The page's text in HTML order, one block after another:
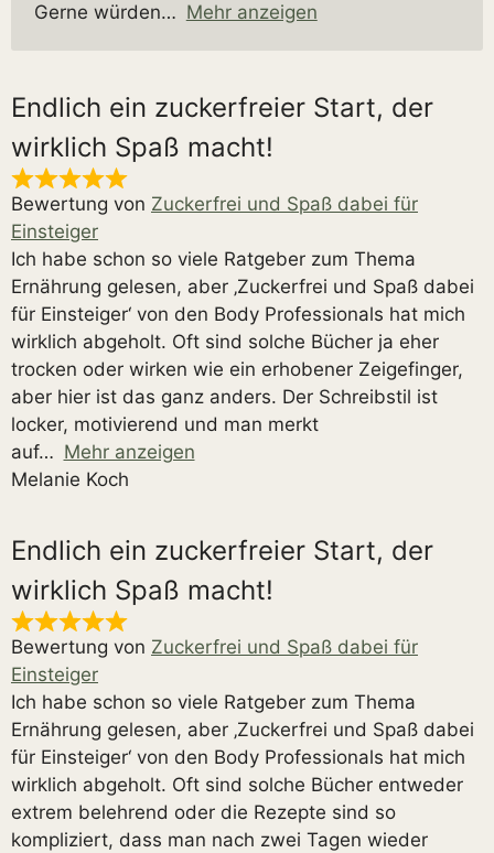
Gerne würden
Mehr anzeigen
Endlich ein zuckerfreier Start, der
wirklich Spaß macht!
Bewertung von Zuckerfrei und Spaß dabei für
Einsteiger
Ich habe schon so viele Ratgeber zum Thema
Ernährung gelesen, aber ‚Zuckerfrei und Spaß dabei
für Einsteiger‘ von den Body Professionals hat mich
wirklich abgeholt. Oft sind solche Bücher ja eher
trocken oder wirken wie ein erhobener Zeigefinger,
aber hier ist das ganz anders. Der Schreibstil ist
locker, motivierend und man merkt
auf
Mehr anzeigen
Melanie Koch
Endlich ein zuckerfreier Start, der
wirklich Spaß macht!
Bewertung von Zuckerfrei und Spaß dabei für
Einsteiger
Ich habe schon so viele Ratgeber zum Thema
Ernährung gelesen, aber ‚Zuckerfrei und Spaß dabei
für Einsteiger‘ von den Body Professionals hat mich
wirklich abgeholt. Oft sind solche Bücher entweder
extrem belehrend oder die Rezepte sind so
kompliziert, dass man nach zwei Tagen wieder